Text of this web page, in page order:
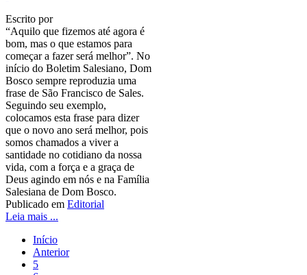
Escrito por
“Aquilo que fizemos até agora é
bom, mas o que estamos para
começar a fazer será melhor”. No
início do Boletim Salesiano, Dom
Bosco sempre reproduzia uma
frase de São Francisco de Sales.
Seguindo seu exemplo,
colocamos esta frase para dizer
que o novo ano será melhor, pois
somos chamados a viver a
santidade no cotidiano da nossa
vida, com a força e a graça de
Deus agindo em nós e na Família
Salesiana de Dom Bosco.
Publicado em Editorial
Leia mais ...
Início
Anterior
5